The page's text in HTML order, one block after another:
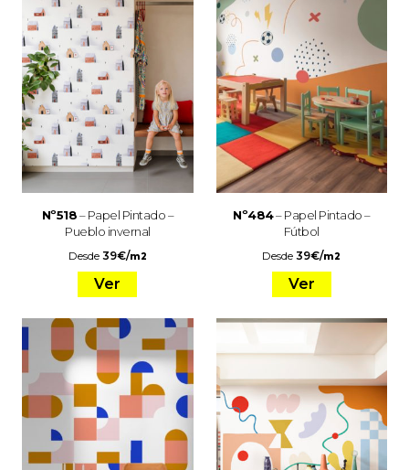
Nº518– Papel Pintado –
Pueblo invernal
Desde 39€/m2
Ver
Nº484– Papel Pintado –
Fútbol
Desde39€/m2
Ver